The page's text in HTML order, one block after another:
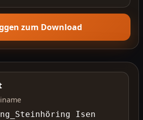
zum Download
Isen